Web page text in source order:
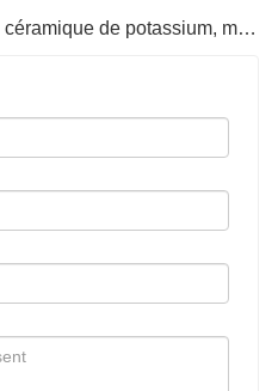
suivant : Billes minérales en céramique de potassium, média filtrant, billes minérales